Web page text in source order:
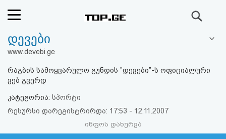
რეიტინგი
კითხვა-
პასუხი
დევები
www.devebi.ge
რაგბის სამოყვარულო გუნდის ”დევები”-ს ოფიციალური
ვებ გვერდ
კატეგორია: სპორტი
რესურსი დარეგისტრირდა: 17:53 - 12.11.2007
ინფოს დახურვა